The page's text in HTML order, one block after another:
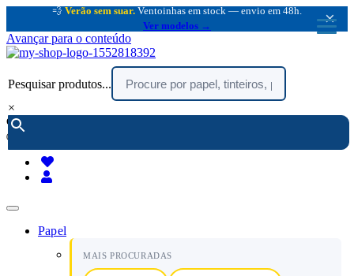
💨 Verão sem suar. Ventoinhas em stock — envio em 48h.
Ver modelos →
×
Avançar para o conteúdo
Pesquisar produtos...
×
encomendar por telefone :
(chamada rede fixa nacional)
Papel
MAIS PROCURADAS